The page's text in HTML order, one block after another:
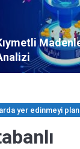
yer edinmeyi